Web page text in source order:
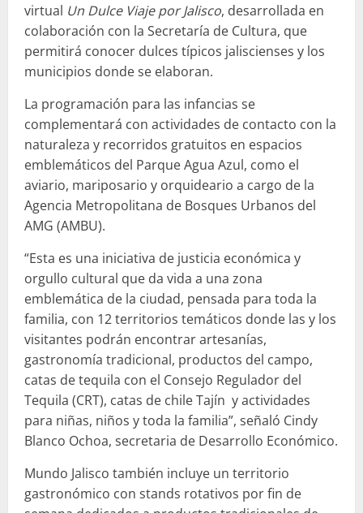
virtual Un Dulce Viaje por Jalisco, desarrollada en
colaboración con la Secretaría de Cultura, que
permitirá conocer dulces típicos jaliscienses y los
municipios donde se elaboran.
La programación para las infancias se
complementará con actividades de contacto con la
naturaleza y recorridos gratuitos en espacios
emblemáticos del Parque Agua Azul, como el
aviario, mariposario y orquideario a cargo de la
Agencia Metropolitana de Bosques Urbanos del
AMG (AMBU).
“Esta es una iniciativa de justicia económica y
orgullo cultural que da vida a una zona
emblemática de la ciudad, pensada para toda la
familia, con 12 territorios temáticos donde las y los
visitantes podrán encontrar artesanías,
gastronomía tradicional, productos del campo,
catas de tequila con el Consejo Regulador del
Tequila (CRT), catas de chile Tajín y actividades
para niñas, niños y toda la familia”, señaló Cindy
Blanco Ochoa, secretaria de Desarrollo Económico.
Mundo Jalisco también incluye un territorio
gastronómico con stands rotativos por fin de